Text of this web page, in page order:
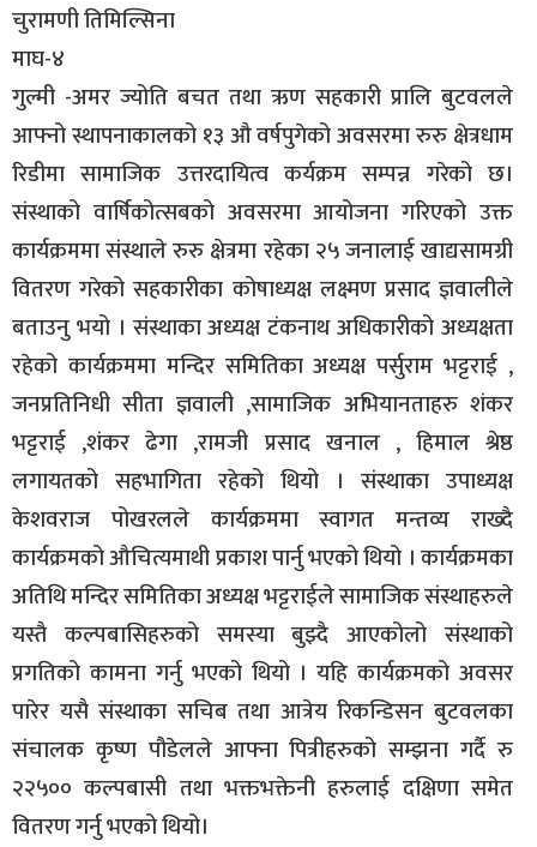
चुरामणी तिमिल्सिना
माघ-४
गुल्मी -अमर ज्योति बचत तथा ऋण सहकारी प्रालि बुटवलले
आफ्नो स्थापनाकालको १३ औ वर्षपुगेको अवसरमा रुरु क्षेत्रधाम
रिडीमा सामाजिक उत्तरदायित्व कर्यक्रम सम्पन्न गरेको छ।
संस्थाको वार्षिकोत्सबको अवसरमा आयोजना गरिएको उक्त
कार्यक्रममा संस्थाले रुरु क्षेत्रमा रहेका २५ जनालाई खाद्यसामग्री
वितरण गरेको सहकारीका कोषाध्यक्ष लक्ष्मण प्रसाद ज्ञवालीले
बताउनु भयो । संस्थाका अध्यक्ष टंकनाथ अधिकारीको अध्यक्षता
रहेको कार्यक्रममा मन्दिर समितिका अध्यक्ष पर्सुराम भट्टराई ,
जनप्रतिनिधी सीता ज्ञवाली ,सामाजिक अभियानताहरु शंकर
भट्टराई ,शंकर ढेगा ,रामजी प्रसाद खनाल , हिमाल श्रेष्ठ
लगायतको सहभागिता रहेको थियो । संस्थाका उपाध्यक्ष
केशवराज पोखरलले कार्यक्रममा स्वागत मन्तव्य राख्दै
कार्यक्रमको औचित्यमाथी प्रकाश पार्नु भएको थियो । कार्यक्रमका
अतिथि मन्दिर समितिका अध्यक्ष भट्टराईले सामाजिक संस्थाहरुले
यस्तै कल्पबासिहरुको समस्या बुझ्दै आएकोलो संस्थाको
प्रगतिको कामना गर्नु भएको थियो । यहि कार्यक्रमको अवसर
पारेर यसै संस्थाका सचिब तथा आत्रेय रिकन्डिसन बुटवलका
संचालक कृष्ण पौडेलले आफ्ना पित्रीहरुको सम्झना गर्दै रु
२२५०० कल्पबासी तथा भक्तभक्तेनी हरुलाई दक्षिणा समेत
वितरण गर्नु भएको थियो।